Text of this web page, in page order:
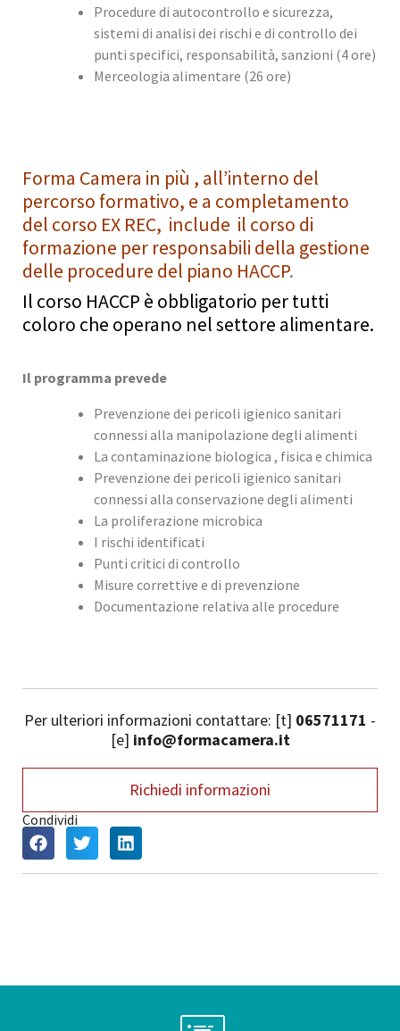
Procedure di autocontrollo e sicurezza,
sistemi di analisi dei rischi e di controllo dei
punti specifici, responsabilità, sanzioni (4 ore)
Merceologia alimentare (26 ore)
Forma Camera in più , all’interno del
percorso formativo, e a completamento
del corso EX REC, include il corso di
formazione per responsabili della gestione
delle procedure del piano HACCP.
Il corso HACCP è obbligatorio per tutti
coloro che operano nel settore alimentare.
Il programma prevede
Prevenzione dei pericoli igienico sanitari
connessi alla manipolazione degli alimenti
La contaminazione biologica , fisica e chimica
Prevenzione dei pericoli igienico sanitari
connessi alla conservazione degli alimenti
La proliferazione microbica
I rischi identificati
Punti critici di controllo
Misure correttive e di prevenzione
Documentazione relativa alle procedure
Per ulteriori informazioni contattare: [t] 06571171 -
[e] info@formacamera.it
Richiedi informazioni
Condividi